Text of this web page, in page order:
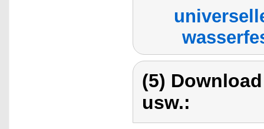
(5)
usw.: